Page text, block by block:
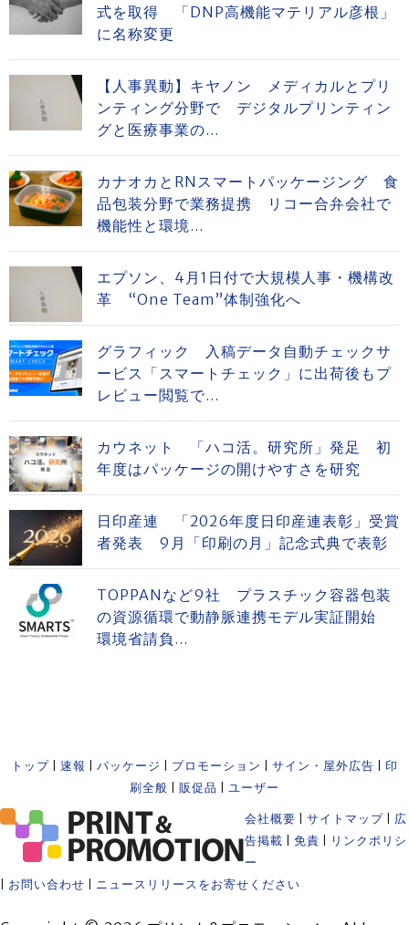
式を取得 「DNP高機能マテリアル彦根」
に名称変更
【人事異動】キヤノン メディカルとプリ
ンティング分野で デジタルプリンティン
グと医療事業の...
カナオカとRNスマートパッケージング 食
品包装分野で業務提携 リコー合弁会社で
機能性と環境...
エプソン、4月1日付で大規模人事・機構改
革 “One Team”体制強化へ
グラフィック 入稿データ自動チェックサ
ービス「スマートチェック」に出荷後もプ
レビュー閲覧で...
カウネット 「ハコ活。研究所」発足 初
年度はパッケージの開けやすさを研究
日印産連 「2026年度日印産連表彰」受賞
者発表 9月「印刷の月」記念式典で表彰
TOPPANなど9社 プラスチック容器包装
の資源循環で動静脈連携モデル実証開始
環境省請負...
トップ 速報 パッケージ プロモーション サイン・屋外広告
印
刷全般
販促品 ユーザー
会社概要 サイトマップ
広
告掲載
免責
リンクポリシ
ー
お問い合わせ ニュースリリースをお寄せください